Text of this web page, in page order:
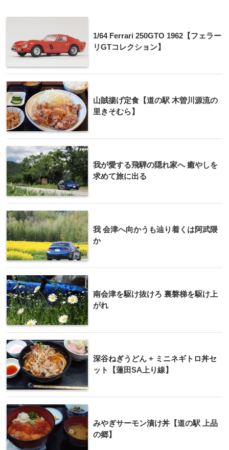
1/64 Ferrari 250GTO 1962【フェラー
リGTコレクション】
山賊揚げ定食【道の駅 木曽川源流の
里きそむら】
我が愛する飛騨の隠れ家へ 癒やしを
求めて旅に出る
我 会津へ向かうも辿り着くは阿武隈
か
南会津を駆け抜けろ 裏磐梯を駆け上
がれ
深谷ねぎうどん + ミニネギトロ丼セ
ット【蓮田SA上り線】
みやぎサーモン漬け丼【道の駅 上品
の郷】